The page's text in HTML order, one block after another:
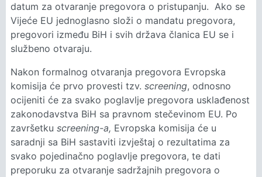
datum za otvaranje pregovora o pristupanju. Ako se
Vijeće EU jednoglasno složi o mandatu pregovora,
pregovori između BiH i svih država članica EU se i
službeno otvaraju.
Nakon formalnog otvaranja pregovora Evropska
komisija će prvo provesti tzv. screening, odnosno
ocijeniti će za svako poglavlje pregovora usklađenost
zakonodavstva BiH sa pravnom stečevinom EU. Po
završetku screening-a, Evropska komisija će u
saradnji sa BiH sastaviti izvještaj o rezultatima za
svako pojedinačno poglavlje pregovora, te dati
preporuku za otvaranje sadržajnih pregovora o